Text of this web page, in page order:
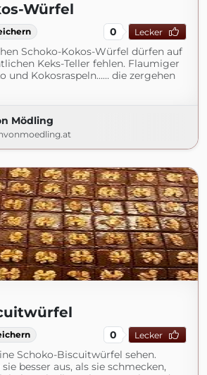
Würfel
0 Lecker
Schoko-Kokos-Würfel dürfen auf
Keks-Teller fehlen. Flaumiger
und Kokosraspeln…… die zergehen
Mödling
0 Lecker
Schoko-Biscuitwürfel sehen.
besser aus, als sie schmecken,